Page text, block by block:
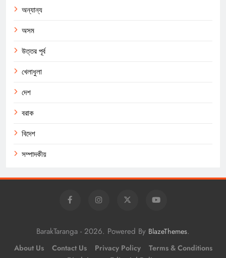
অন্যান্য
অসম
উত্তর পূর্ব
খেলাধুলা
দেশ
বরাক
বিদেশ
সম্পাদকীয়
BarakTaranga - 2026. Powered By BlazeThemes.
About Us Contact Us Privacy Policy
Terms & Conditions